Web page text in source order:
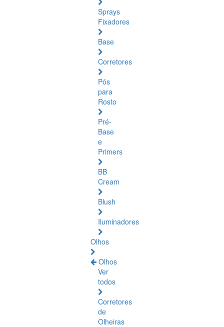
Sprays
Fixadores
Base
Corretores
Pós
para
Rosto
Pré-
Base
e
Primers
BB
Cream
Blush
Iluminadores
Olhos
Olhos
Ver
todos
Corretores
de
Olheiras